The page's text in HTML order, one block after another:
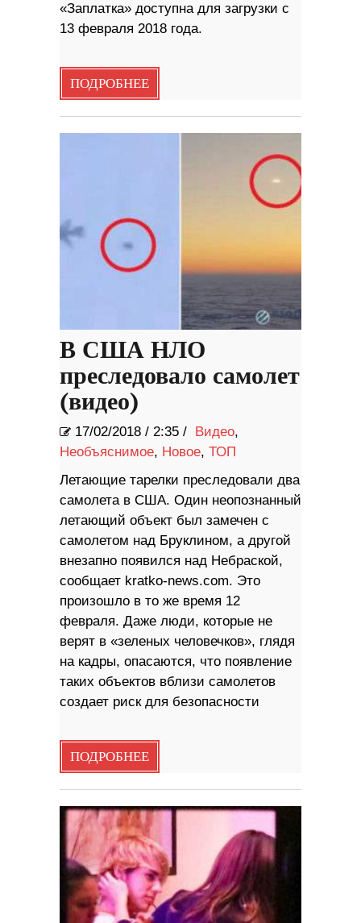
«Заплатка» доступна для загрузки с
13 февраля 2018 года.
ПОДРОБНЕЕ
В США НЛО
преследовало самолет
(видео)
17/02/2018 / 2:35 / Видео,
Необъяснимое, Новое, ТОП
Летающие тарелки преследовали два
самолета в США. Один неопознанный
летающий объект был замечен с
самолетом над Бруклином, а другой
внезапно появился над Небраской,
сообщает kratko-news.com. Это
произошло в то же время 12
февраля. Даже люди, которые не
верят в «зеленых человечков», глядя
на кадры, опасаются, что появление
таких объектов вблизи самолетов
создает риск для безопасности
ПОДРОБНЕЕ